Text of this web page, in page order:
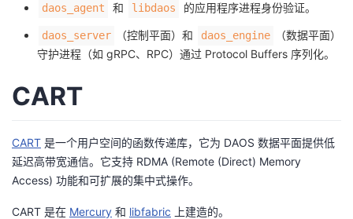
坛
圈
子
的
直
我
的
动
我
关
注
开
我
的
我
daos_agent 和 libdaos 的应用程序进程身份验证。
daos_server （控制平面）和 daos_engine
（数据平面）
守护进程（如 gRPC、RPC）通过 Protocol Buffers 序列化。
CART
CART 是一个用户空间的函数传递库，它为 DAOS 数据平面提供低
延迟高带宽通信。它支持 RDMA (Remote (Direct) Memory
Access) 功能和可扩展的集中式操作。
CART 是在 Mercury 和 libfabric 上建造的。